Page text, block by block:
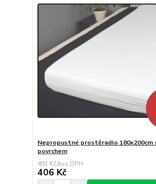
Nepropustné prostěradlo 180x200cm
povrchem
491 Kč/ks
406 Kč